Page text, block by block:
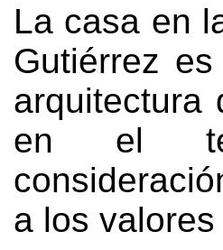
La casa en
Gutiérrez
arquitectura
en el
a los